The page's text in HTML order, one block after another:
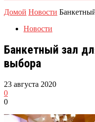
Домой Новости
Новости
Банкетный зал
выбора
23 августа 2020
0
0